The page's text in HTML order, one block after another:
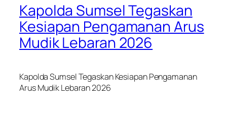
Kapolda Sumsel Tegaskan
Kesiapan Pengamanan Arus
Mudik Lebaran 2026
Kapolda Sumsel Tegaskan Kesiapan Pengamanan
Arus Mudik Lebaran 2026